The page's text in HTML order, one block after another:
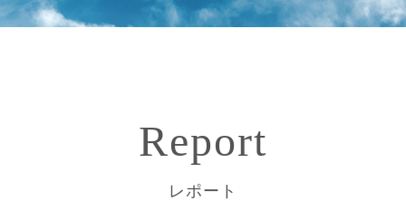
Report
レポート